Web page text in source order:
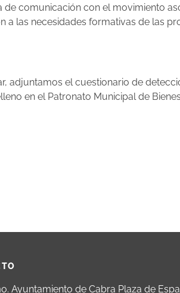
comunicación con el movimiento
las necesidades formativas de las
adjuntamos el cuestionario de
en el Patronato Municipal de
Ayuntamiento de Cabra Plaza de